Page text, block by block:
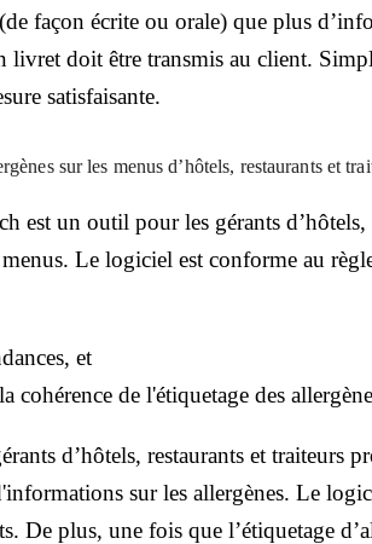
façon écrite ou orale) que plus
doit être transmis au client.
satisfaisante.
sur les menus d’hôtels, restaurants et
est un outil pour les gérants d’hôtels,
Le logiciel est conforme au
et
cohérence de l'étiquetage des
d’hôtels, restaurants et traiteurs
sur les allergènes. Le
De plus, une fois que l’étiquetage